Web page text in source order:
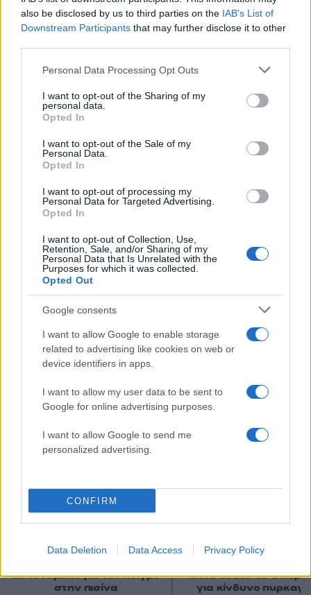
also be disclosed by us to third parties on the IAB’s List of
Downstream Participants that may further disclose it to other
Please note that this website/app uses one or more Google
not limited to your visit or usage behaviour. You may click to
grant or deny consent to Google and its third-party tags to
use your data for below specified purposes in below Google
consent section.
Personal Data Processing Opt Outs
I want to opt-out of the Sharing of my
personal data.
Opted In
I want to opt-out of the Sale of my
Personal Data.
Opted In
I want to opt-out of processing my
Personal Data for Targeted Advertising.
Opted In
I want to opt-out of Collection, Use,
Retention, Sale, and/or Sharing of my
Personal Data that Is Unrelated with the
Purposes for which it was collected.
Opted Out
Google consents
I want to allow Google to enable storage
related to advertising like cookies on web or
device identifiers in apps.
I want to allow my user data to be sent to
Google for online advertising purposes.
I want to allow Google to send me
personalized advertising.
CONFIRM
Data Deletion Data Access Privacy Policy
Ένταξη σε εγκληματική
Αρ. Δασκαλάκης: 4 έτη φυλάκιση
Χρ. Χατζηδάκης: 4 έτη φυλάκιση
Β. Ποπορη: 6 έτη
Γ. Τσακανίκας: 5 έτη
Αν τα χάσατε
στην Πάρο: Τα τρία σημεία
αστυνομικοί για τον πνιγμό
στην πισίνα
άνεμοι, με ριπές που
«Red Code» σε 6
για κίνδυνο